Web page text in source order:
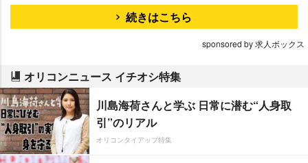
続きはこちら
sponsored by 求人ボックス
オリコンニュース イチオシ特集
川島海荷さんと学ぶ 日常に潜む“人身取
引”のリアル
オリコンタイアップ特集